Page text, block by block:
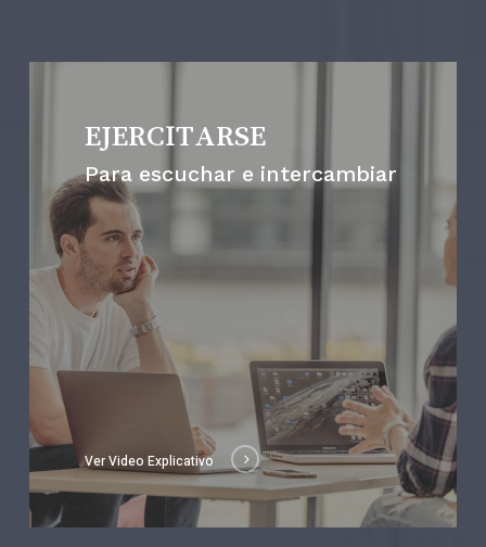
EJERCITARSE
Para escuchar e intercambiar
Ver Video Explicativo